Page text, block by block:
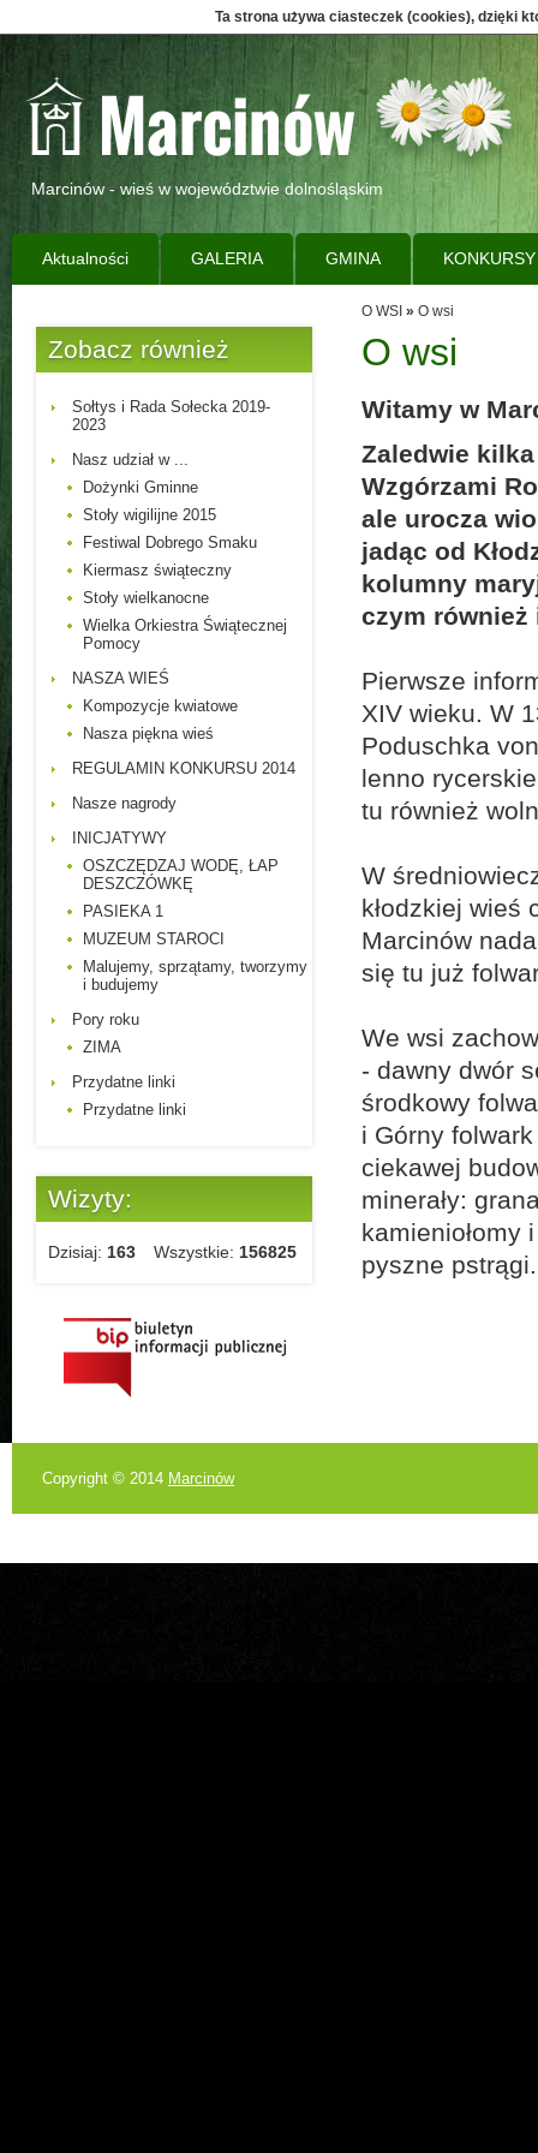
Ta strona używa ciasteczek (cookies), dzięki
Marcinów - wieś w województwie dolnośląskim
Aktualności GALERIA GMINA KONKURSY
Zobacz również
Sołtys i Rada Sołecka 2019-
2023
Nasz udział w ...
Dożynki Gminne
Stoły wigilijne 2015
Festiwal Dobrego Smaku
Kiermasz świąteczny
Stoły wielkanocne
Wielka Orkiestra Świątecznej
Pomocy
NASZA WIEŚ
Kompozycje kwiatowe
Nasza piękna wieś
REGULAMIN KONKURSU 2014
Nasze nagrody
INICJATYWY
OSZCZĘDZAJ WODĘ, ŁAP
DESZCZÓWKĘ
PASIEKA 1
MUZEUM STAROCI
Malujemy, sprzątamy, tworzymy
i budujemy
Pory roku
ZIMA
Przydatne linki
Przydatne linki
Wizyty:
Dzisiaj: 163 Wszystkie: 156825
O wsi
O WSI » O wsi
Witamy w
Zaledwie
Wzgórzami
ale urocza
jadąc od
kolumny
czym również
Pierwsze
XIV wieku. W
Poduschka
lenno
tu również
W
kłodzkiej wieś
Marcinów
się tu już
We wsi
- dawny dwór
środkowy
i Górny
ciekawej
minerały:
kamieniołomy
pyszne pstrągi.
Copyright © 2014 Marcinów